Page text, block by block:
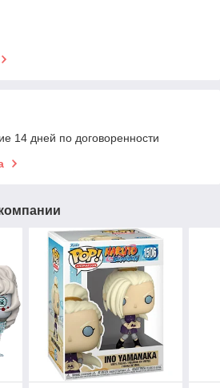
14 дней по договоренности